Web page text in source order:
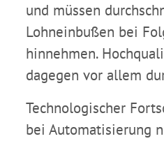
und müssen
Lohneinbußen bei
hinnehmen.
dagegen vor allem
Technologischer
bei Automatisierung